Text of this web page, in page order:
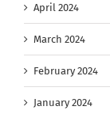
April 2024
March 2024
February 2024
January 2024